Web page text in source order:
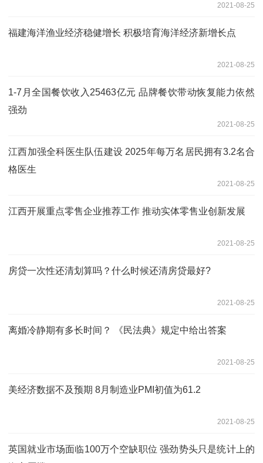
2021-08-25
福建海洋渔业经济稳健增长 积极培育海洋经济新增长点
2021-08-25
1-7月全国餐饮收入25463亿元 品牌餐饮带动恢复能力依然
强劲
2021-08-25
江西加强全科医生队伍建设 2025年每万名居民拥有3.2名合
格医生
2021-08-25
江西开展重点零售企业推荐工作 推动实体零售业创新发展
2021-08-25
房贷一次性还清划算吗？什么时候还清房贷最好?
2021-08-25
离婚冷静期有多长时间？ 《民法典》规定中给出答案
2021-08-25
美经济数据不及预期 8月制造业PMI初值为61.2
2021-08-25
英国就业市场面临100万个空缺职位 强劲势头只是统计上的